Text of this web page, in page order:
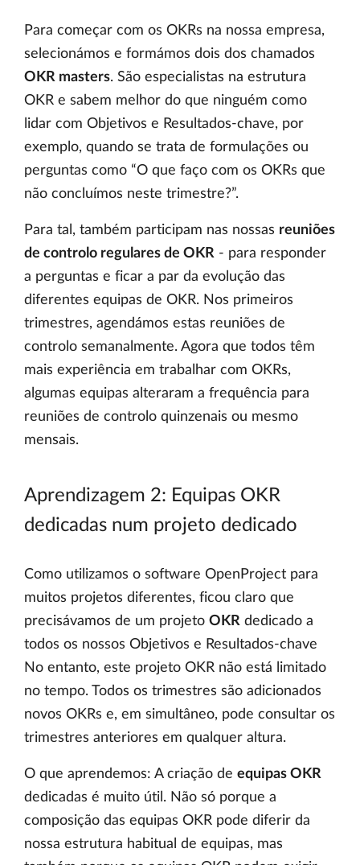
Para começar com os OKRs na nossa empresa,
selecionámos e formámos dois dos chamados
OKR masters. São especialistas na estrutura
OKR e sabem melhor do que ninguém como
lidar com Objetivos e Resultados-chave, por
exemplo, quando se trata de formulações ou
perguntas como “O que faço com os OKRs que
não concluímos neste trimestre?”.
Para tal, também participam nas nossas reuniões
de controlo regulares de OKR - para responder
a perguntas e ficar a par da evolução das
diferentes equipas de OKR. Nos primeiros
trimestres, agendámos estas reuniões de
controlo semanalmente. Agora que todos têm
mais experiência em trabalhar com OKRs,
algumas equipas alteraram a frequência para
reuniões de controlo quinzenais ou mesmo
mensais.
Aprendizagem 2: Equipas OKR
dedicadas num projeto dedicado
Como utilizamos o software OpenProject para
muitos projetos diferentes, ficou claro que
precisávamos de um projeto OKR dedicado a
todos os nossos Objetivos e Resultados-chave
No entanto, este projeto OKR não está limitado
no tempo. Todos os trimestres são adicionados
novos OKRs e, em simultâneo, pode consultar os
trimestres anteriores em qualquer altura.
O que aprendemos: A criação de equipas OKR
dedicadas é muito útil. Não só porque a
composição das equipas OKR pode diferir da
nossa estrutura habitual de equipas, mas